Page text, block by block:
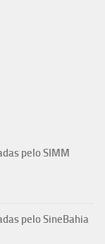
pelo SIMM
pelo SineBahia